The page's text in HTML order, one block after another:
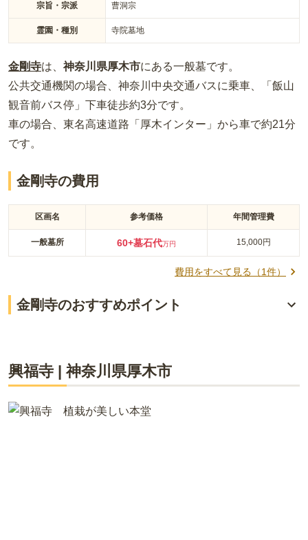
宗旨・宗派 曹洞宗
霊園・種別 寺院墓地
金剛寺は、 神奈川県厚木市にある一般墓です。
公共交通機関の場合 、神奈川中央交通バスに乗車、「飯山
観音前バス停」下車徒歩約3分です。
車の場合 、東名高速道路「厚木インター」から車で約21分
です。
金剛寺の費用
区画名 参考価格 年間管理費
一般墓所 60+墓石代万円 15,000円
費用をすべて見る（1件）
金剛寺のおすすめポイント
1200年以上の歴史を誇る厚木の古刹
国の指定重要文化財のある寺が管理
興福寺 |神奈川県厚木市